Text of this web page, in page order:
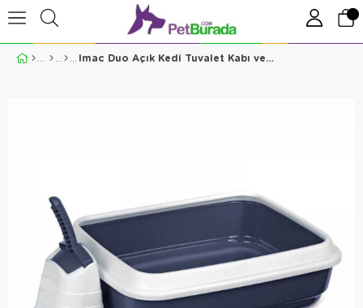
Imac Duo Açık Kedi Tuvalet Kabı ve Kürek Mavi